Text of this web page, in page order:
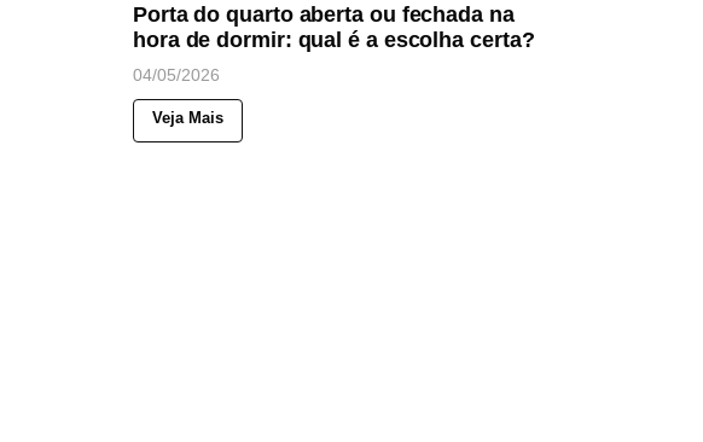
Porta do quarto aberta ou fechada na
hora de dormir: qual é a escolha certa?
04/05/2026
Veja Mais